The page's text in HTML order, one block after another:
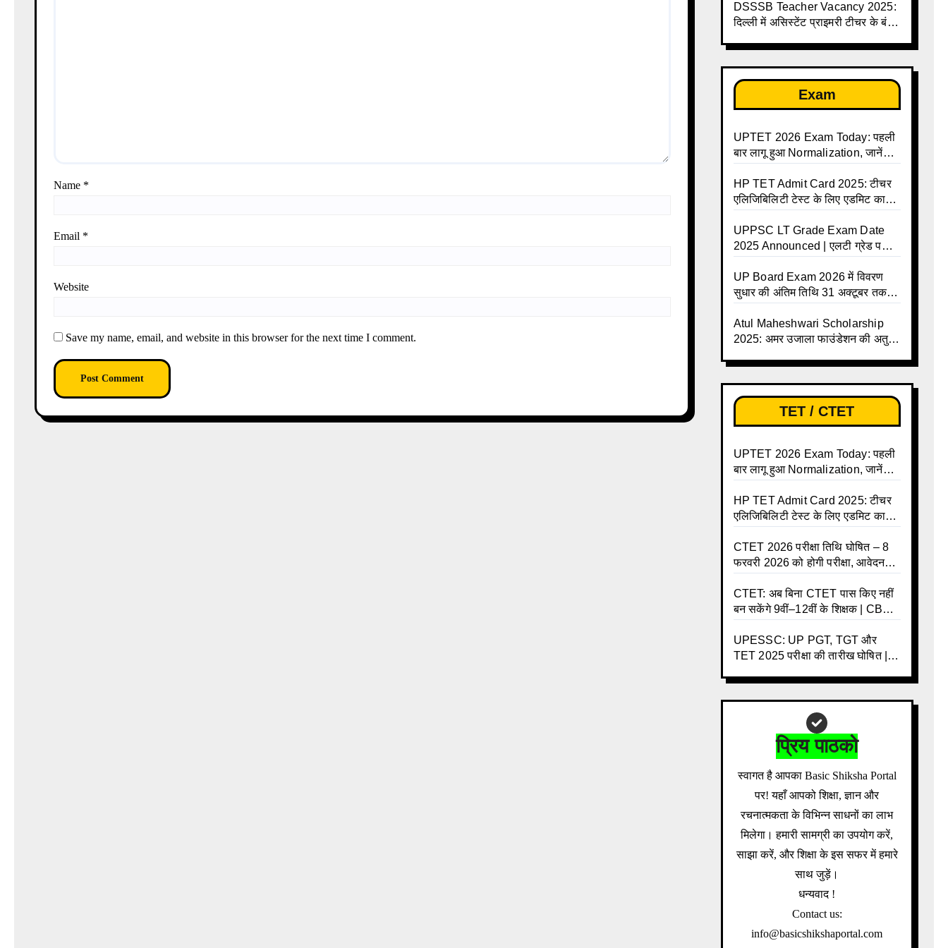
Name *
Email *
Website
Save my name, email, and website in this browser for the next time I comment.
तक
DSSSB Teacher Vacancy 2025:
दिल्ली में असिस्टेंट प्राइमरी टीचर के बंपर
Exam
UPTET 2026 Exam Today: पहली
बार लागू हुआ Normalization, जानें
क्या होगा फायदा
HP TET Admit Card 2025: टीचर
एलिजिबिलिटी टेस्ट के लिए एडमिट कार्ड
UPPSC LT Grade Exam Date
2025 Announced | एलटी ग्रेड परीक्षा
जानिए पूरा टाइम टेबल
UP Board Exam 2026 में विवरण
सुधार की अंतिम तिथि 31 अक्टूबर तक
Atul Maheshwari Scholarship
2025: अमर उजाला फाउंडेशन की अतुल
ऑनलाइन आवेदन प्रक्रिया शुरू
TET / CTET
UPTET 2026 Exam Today: पहली
बार लागू हुआ Normalization, जानें
क्या होगा फायदा
HP TET Admit Card 2025: टीचर
एलिजिबिलिटी टेस्ट के लिए एडमिट कार्ड
CTET 2026 परीक्षा तिथि घोषित – 8
फरवरी 2026 को होगी परीक्षा, आवेदन
CTET: अब बिना CTET पास किए नहीं
बन सकेंगे 9वीं–12वीं के शिक्षक | CBSE
UPESSC: UP PGT, TGT और
TET 2025 परीक्षा की तारीख घोषित | 3
Download Admit Card Details
Inside
प्रिय पाठको
स्वागत है आपका Basic Shiksha Portal
पर! यहाँ आपको शिक्षा, ज्ञान और
रचनात्मकता के विभिन्न साधनों का लाभ
मिलेगा। हमारी सामग्री का उपयोग करें,
साझा करें, और शिक्षा के इस सफर में हमारे
साथ जुड़ें।
धन्यवाद !
Contact us:
info@basicshikshaportal.com